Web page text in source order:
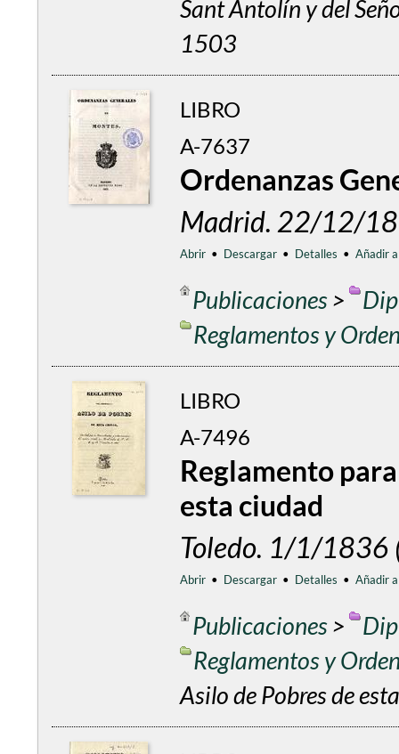
Sant Antolín y del
1503
LIBRO
A-7637
Ordenanzas
Madrid. 22/12/
Abrir • Descargar • Detalles • Añadir
Publicaciones>
Reglamentos y
LIBRO
A-7496
Reglamento
esta ciudad
Toledo. 1/1/1836
Abrir • Descargar • Detalles • Añadir
Publicaciones>
Reglamentos y
Asilo de Pobres de